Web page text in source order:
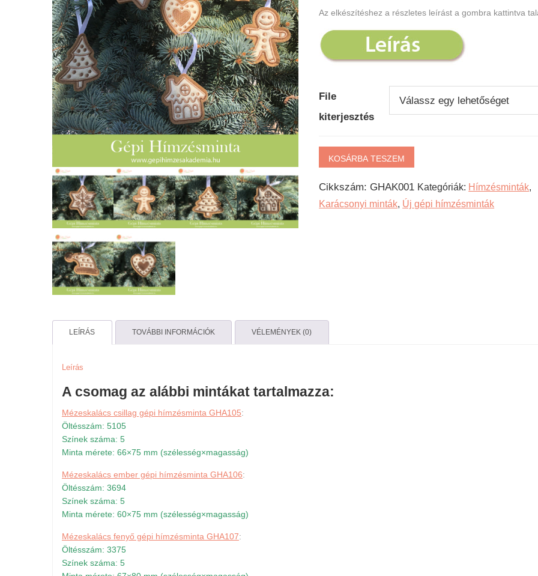
Az elkészítéshez a részletes leírást a gombra kattintva
File
kiterjesztés
Mézeskalács
karácsonyfadísz
csomag
-
KOSÁRBA TESZEM
Cikkszám: GHAK001 Kategóriák: Hímzésminták,
Karácsonyi minták, Új gépi hímzésminták
LEÍRÁS TOVÁBBI INFORMÁCIÓK VÉLEMÉNYEK (0)
Leírás
A csomag az alábbi mintákat tartalmazza:
Mézeskalács csillag gépi hímzésminta GHA105:
Öltésszám: 5105
Színek száma: 5
Minta mérete: 66×75 mm (szélesség×magasság)
Mézeskalács ember gépi hímzésminta GHA106:
Öltésszám: 3694
Színek száma: 5
Minta mérete: 60×75 mm (szélesség×magasság)
Mézeskalács fenyő gépi hímzésminta GHA107:
Öltésszám: 3375
Színek száma: 5